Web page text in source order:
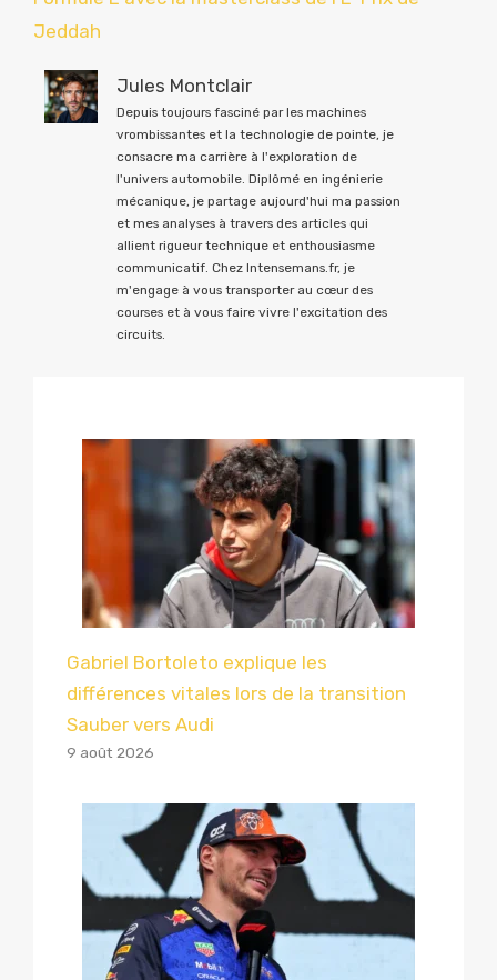
Jeddah
Jules Montclair
Depuis toujours fasciné par les machines
vrombissantes et la technologie de pointe, je
consacre ma carrière à l'exploration de
l'univers automobile. Diplômé en ingénierie
mécanique, je partage aujourd'hui ma passion
et mes analyses à travers des articles qui
allient rigueur technique et enthousiasme
communicatif. Chez Intensemans.fr, je
m'engage à vous transporter au cœur des
courses et à vous faire vivre l'excitation des
circuits.
Gabriel Bortoleto explique les
différences vitales lors de la transition
Sauber vers Audi
9 août 2026